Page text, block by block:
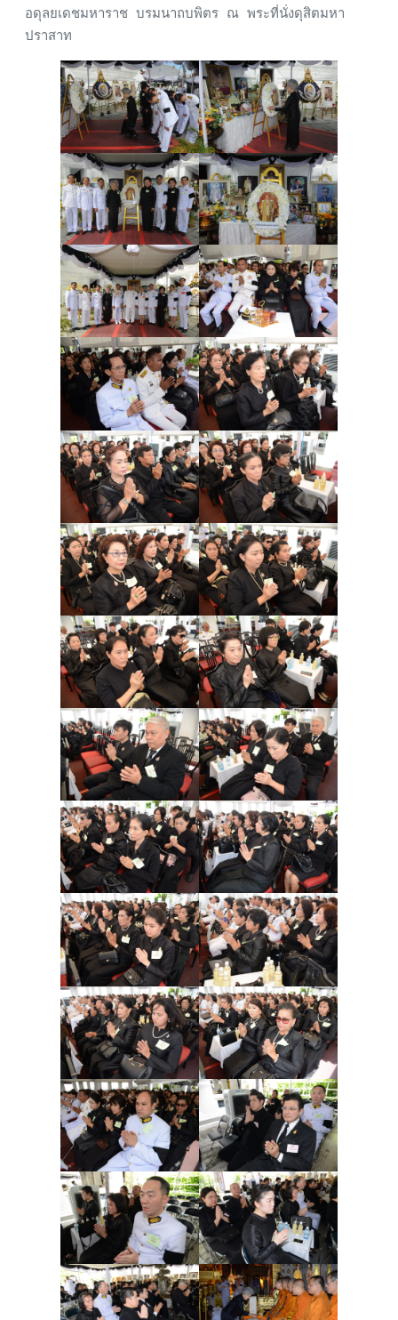
อดุลยเดชมหาราช บรมนาถบพิตร ณ พระที่นั่งดุสิตมหา
ปราสาท